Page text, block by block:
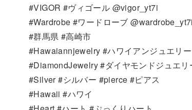
#VIGOR #ヴィゴール @vigor_yt7i
#Wardrobe #ワードローブ @wardrobe_yt7i
#群馬県 #高崎市
#Hawaiannjewelry #ハワイアンジュエリー
#DiamondJewelry #ダイヤモンドジュエリ
#Silver #シルバー #pierce #ピアス
#Hawaii #ハワイ